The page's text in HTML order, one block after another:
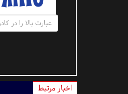
اخبار مرتبط